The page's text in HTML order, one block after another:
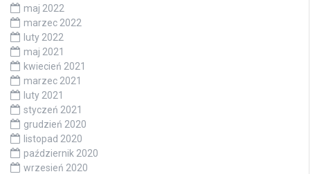
maj 2022
marzec 2022
luty 2022
maj 2021
kwiecień 2021
marzec 2021
luty 2021
styczeń 2021
grudzień 2020
listopad 2020
październik 2020
wrzesień 2020